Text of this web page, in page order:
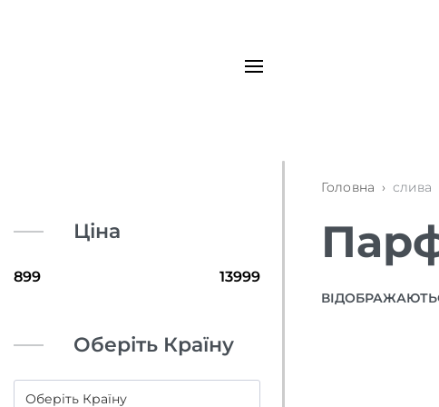
Ціна
Оберіть Країну
Головна › слива